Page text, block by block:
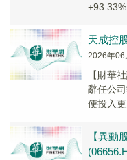
天成控
2026年06
【財華
辭任公
便投入
【異動